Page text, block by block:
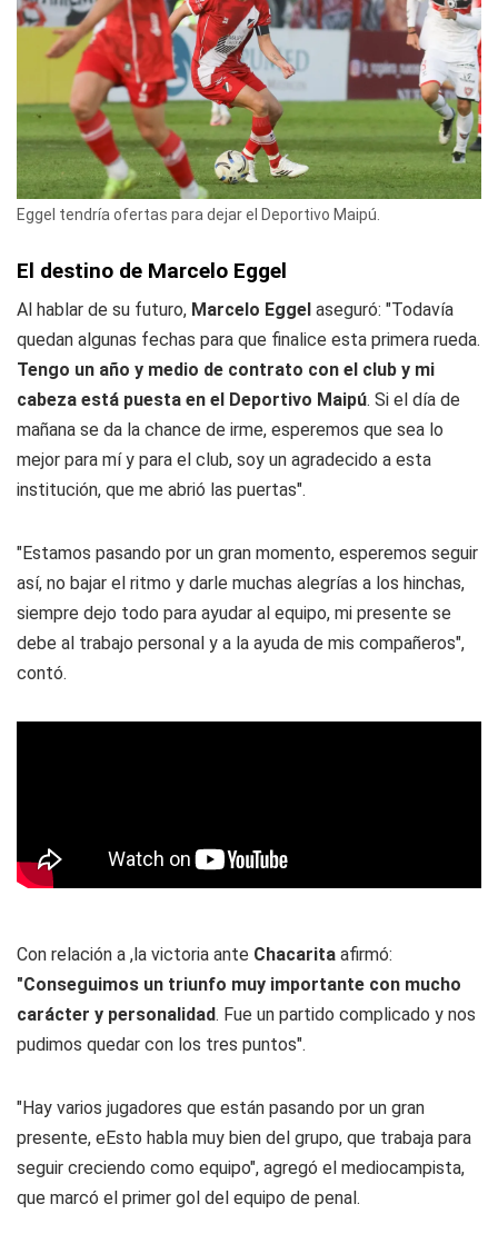
Eggel tendría ofertas para dejar el Deportivo Maipú.
El destino de Marcelo Eggel
Al hablar de su futuro, Marcelo Eggel aseguró: "Todavía
quedan algunas fechas para que finalice esta primera rueda.
Tengo un año y medio de contrato con el club y mi
cabeza está puesta en el Deportivo Maipú. Si el día de
mañana se da la chance de irme, esperemos que sea lo
mejor para mí y para el club, soy un agradecido a esta
institución, que me abrió las puertas".
"Estamos pasando por un gran momento, esperemos seguir
así, no bajar el ritmo y darle muchas alegrías a los hinchas,
siempre dejo todo para ayudar al equipo, mi presente se
debe al trabajo personal y a la ayuda de mis compañeros",
contó.
Con relación a ,la victoria ante Chacarita afirmó:
"Conseguimos un triunfo muy importante con mucho
carácter y personalidad. Fue un partido complicado y nos
pudimos quedar con los tres puntos".
"Hay varios jugadores que están pasando por un gran
presente, eEsto habla muy bien del grupo, que trabaja para
seguir creciendo como equipo", agregó el mediocampista,
que marcó el primer gol del equipo de penal.